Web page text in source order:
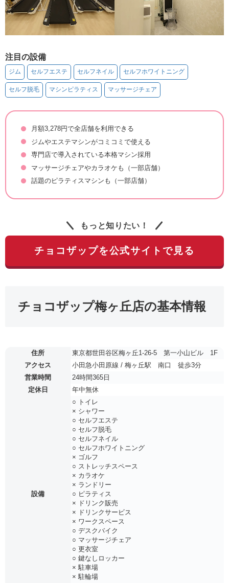
注目の設備
ジム セルフエステ セルフネイル セルフホワイトニング
セルフ脱毛 マシンピラティス マッサージチェア
月額3,278円で全店舗を利用できる
ジムやエステマシンがコミコミで使える
専門店で導入されている本格マシン採用
マッサージチェアやカラオケも（一部店舗）
話題のピラティスマシンも（一部店舗）
もっと知りたい！
チョコザップを公式サイトで見る
チョコザップ梅ヶ丘店の基本情報
住所
東京都世田谷区梅ヶ丘1-26-5 第一小山ビル 1F
アクセス
小田急小田原線 / 梅ヶ丘駅 南口 徒歩3分
営業時間
24時間365日
定休日
年中無休
設備
○ トイレ
× シャワー
○ セルフエステ
○ セルフ脱毛
○ セルフネイル
○ セルフホワイトニング
× ゴルフ
○ ストレッチスペース
× カラオケ
× ランドリー
○ ピラティス
× ドリンク販売
× ドリンクサービス
× ワークスペース
○ デスクバイク
○ マッサージチェア
○ 更衣室
○ 鍵なしロッカー
× 駐車場
× 駐輪場